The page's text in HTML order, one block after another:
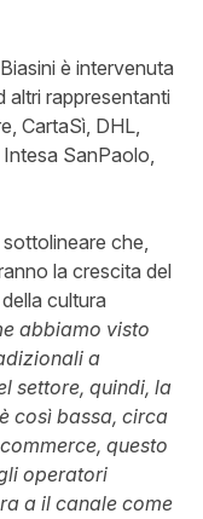
è intervenuta
altri rappresentanti
CartaSì, DHL,
SanPaolo,
che,
la crescita del
cultura
abbiamo visto
a
settore, quindi, la
così bassa, circa
questo
operatori
a il canale come